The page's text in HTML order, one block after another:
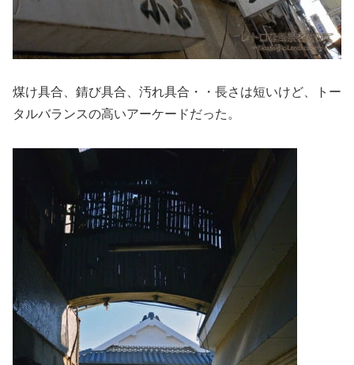
煤け具合、錆び具合、汚れ具合・・長さは短いけど、トー
タルバランスの高いアーケードだった。